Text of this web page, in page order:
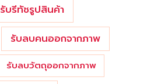
รับรีทัชรูปสินค้า
รับลบคนออกจากภาพ
รับลบวัตถุออกจากภาพ